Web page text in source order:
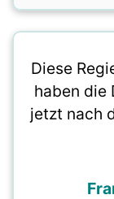
Diese
haben die
jetzt nach